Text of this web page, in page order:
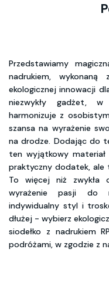
Przedstawiamy
nadrukiem,
ekologicznej innowacji
niezwykły gadżet,
harmonizuje z
szansa na wyrażenie
na drodze. Dodając do
ten wyjątkowy
praktyczny dodatek, ale
To więcej niż zwykła
wyrażenie pasji do
indywidualny styl i
dłużej - wybierz
siodełko z nadrukiem
podróżami, w zgodzie z